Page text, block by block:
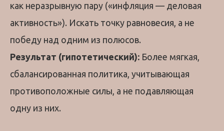
как неразрывную пару («инфляция — деловая
активность»). Искать точку равновесия, а не
победу над одним из полюсов.
Результат (гипотетический): Более мягкая,
сбалансированная политика, учитывающая
противоположные силы, а не подавляющая
одну из них.